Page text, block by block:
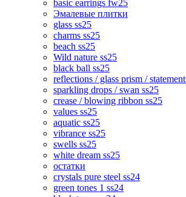
basic earrings fw25
Эмалевые плитки
glass ss25
charms ss25
beach ss25
Wild nature ss25
black ball ss25
reflections / glass prism /
sparkling drops / swan ss25
crease / blowing ribbon ss25
values ss25
aquatic ss25
vibrance ss25
swells ss25
white dream ss25
остатки
crystals pure steel ss24
green tones 1 ss24